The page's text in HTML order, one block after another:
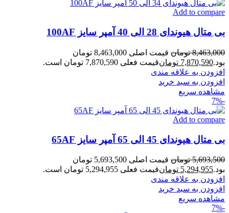
Add to compare
بی متال هیوندای 28 الی 40 آمپر سایز 100AF
8,463,000 تومان
قیمت اصلی 8,463,000 تومان
بود.7,870,590 تومانقیمت فعلی 7,870,590 تومان است.
افزودن به علاقه مندی
افزودن به سبد خرید
مشاهده سریع
-7%
Add to compare
بی متال هیوندای 45 الی 65 آمپر سایز 65AF
5,693,500 تومان
قیمت اصلی 5,693,500 تومان
بود.5,294,955 تومانقیمت فعلی 5,294,955 تومان است.
افزودن به علاقه مندی
افزودن به سبد خرید
مشاهده سریع
-7%